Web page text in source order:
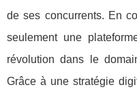
de ses concurrents. En
seulement une
révolution dans le
Grâce à une stratégie